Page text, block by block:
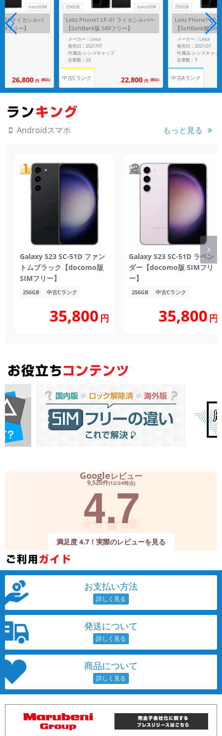
nanoSIM
01 ライカシルバ
フリー】
プ
26,800 円 (税込)
256GB nanoSIM
Leitz Phone1 LP-01 ライカシルバー
【SoftBank版 SIMフリー】
メーカー：Leica
発売日：2021/07
付属品: レンズキャップ
在庫数：28
中古Cランク 22,800 円 (税込)
256GB
Leitz Phone1 LP-
【SoftBank版
メーカー：Leica
発売日：2021/07
付属品: レンズキャッ
在庫数：9
中古Aランク
Androidスマホ もっと見る
Galaxy S23 SC-51D ファン
トムブラック【docomo版
SIMフリー】
256GB 中古Cランク
35,800円
Galaxy S23 SC-51D ラベン
ダー【docomo版 SIMフリ
ー】
256GB 中古Cランク
35,800円
Googleレビュー
9,520件(12/24時点)
4.7
満足度 4.7！実際のレビューを見る
お支払い方法
発送について
商品について